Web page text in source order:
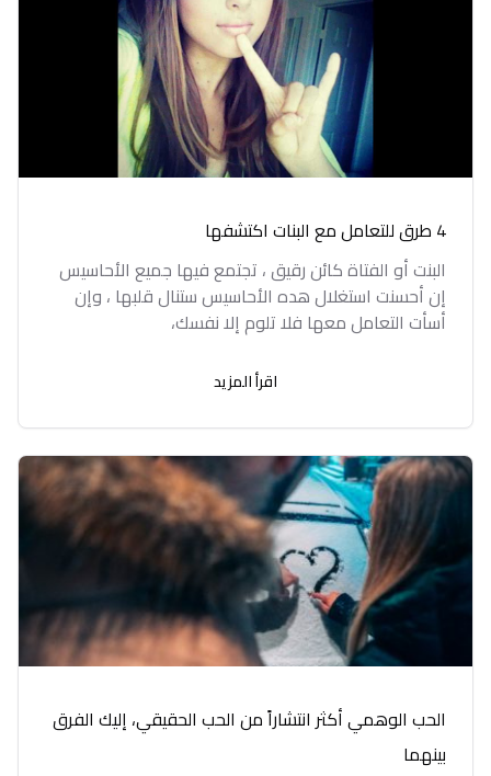
4 طرق للتعامل مع البنات اكتشفها
البنت أو الفتاة كائن رقيق ، تجتمع فيها جميع الأحاسيس
إن أحسنت استغلال هده الأحاسيس ستنال قلبها ، وإن
أسأت التعامل معها فلا تلوم إلا نفسك،
اقرأ المزيد
الحب الوهمي أكثر انتشاراً من الحب الحقيقي، إليك الفرق
بينهما